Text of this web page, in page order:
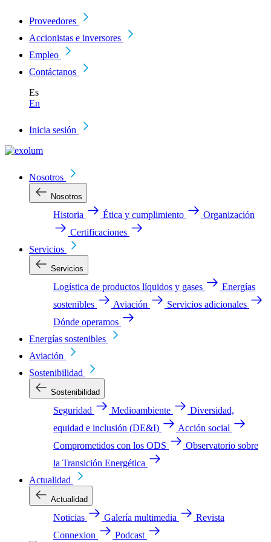
Proveedores
Accionistas e inversores
Empleo
Contáctanos
Es
En
Inicia sesión
Nosotros
Nosotros
Historia Ética y cumplimiento
Organización
Certificaciones
Servicios
Servicios
Logística de productos líquidos y gases
Energías
sostenibles
Aviación
Servicios adicionales
Dónde operamos
Energías sostenibles
Aviación
Sostenibilidad
Sostenibilidad
Seguridad Medioambiente
Diversidad,
equidad e inclusión (DE&I)
Acción social
Comprometidos con los ODS
Observatorio sobre
la Transición Energética
Actualidad
Actualidad
Noticias Galería multimedia
Revista
Connexion
Podcast